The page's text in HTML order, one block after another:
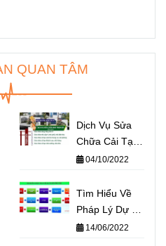
QUAN TÂM
Dịch Vụ Sửa
Chữa Cải Tạo
Nhà Cửa, Bất
Hà Nội và Tp
Hồ Chí Minh -
Đội Ong Vàng
04/10/2022
Tìm Hiểu Về
Pháp Lý Dự Án
Bất Động Sản
14/06/2022